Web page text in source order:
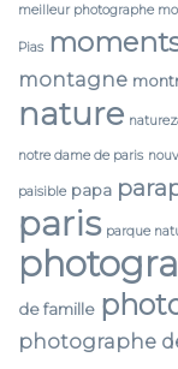
meilleur photographe
Pias
montagne
nature
notre dame de paris
paisible papa
paris parque
de famille
photographe